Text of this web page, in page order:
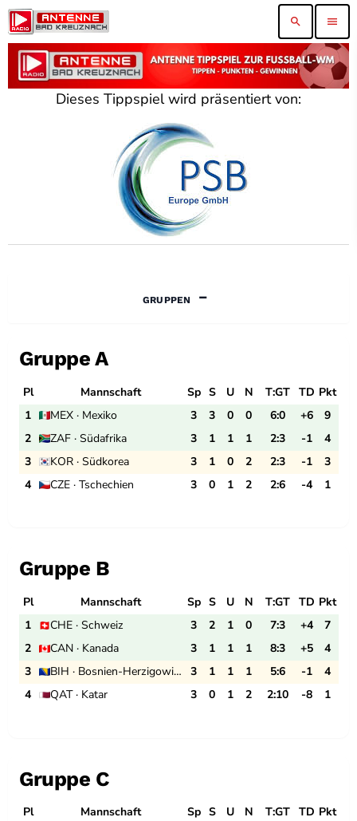
search menu
Dieses Tippspiel wird präsentiert von:
GRUPPEN
Gruppe A
Pl Mannschaft Sp S U N T:GT TD Pkt
1
MEX · Mexiko 3 3 0 0 6:0 +6
9
2
ZAF · Südafrika 3 1 1 1 2:3 -1
4
3
KOR · Südkorea 3 1 0 2 2:3 -1
3
4
CZE · Tschechien 3 0 1 2 2:6 -4 1
Gruppe B
Pl Mannschaft Sp S U N T:GT TD Pkt
1
CHE · Schweiz 3 2 1 0 7:3 +4
7
2
CAN · Kanada 3 1 1 1 8:3 +5
4
3
BIH · Bosnien-Herzigowina 3 1 1 1 5:6 -1
4
4
QAT · Katar 3 0 1 2 2:10 -8 1
Gruppe C
Pl Mannschaft Sp S U N T:GT TD Pkt